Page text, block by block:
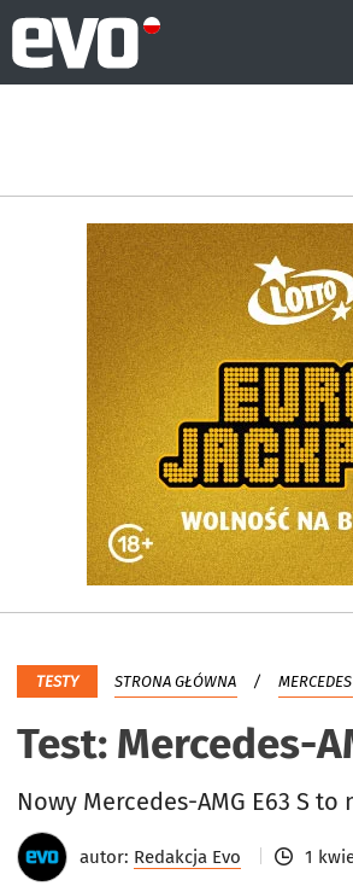
TESTY STRONA GŁÓWNA MERCEDES
Test: Mercedes-
Nowy Mercedes-AMG E63 S
autor: Redakcja Evo 1